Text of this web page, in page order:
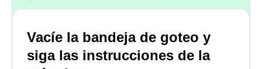
Vacíe la bandeja de goteo y
siga las instrucciones de la